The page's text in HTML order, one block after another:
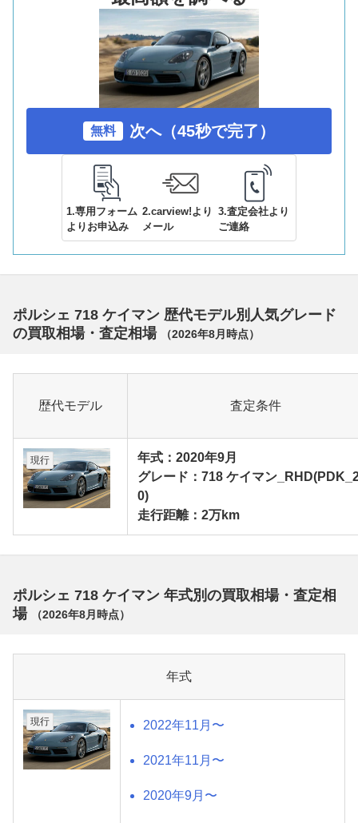
無料 次へ（45秒で完了）
1.専用フォーム
よりお申込み
2.carview!より
メール
3.査定会社より
ご連絡
ポルシェ 718 ケイマン 歴代モデル別人気グレード
の買取相場・査定相場
（2026年8月 時点）
歴代モデル 査定条件
現行
年式：2020年9月
グレード：718 ケイマン
0)
走行距離：2万km
ポルシェ 718 ケイマン 年式別の買取相場・査定相
場
（2026年8月 時点）
年式
現行 2022年11月〜
2021年11月〜
2020年9月〜